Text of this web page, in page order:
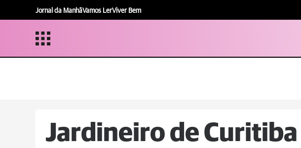
Jornal da ManhãVamos LerViver Bem
Jardineiro de